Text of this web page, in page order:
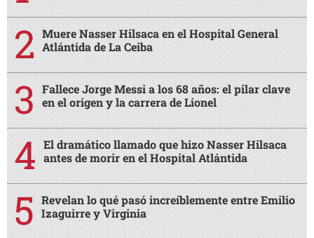
Muere Nasser Hilsaca en el Hospital General
Atlántida de La Ceiba
Fallece Jorge Messi a los 68 años: el pilar clave
en el origen y la carrera de Lionel
El dramático llamado que hizo Nasser Hilsaca
antes de morir en el Hospital Atlántida
Revelan lo qué pasó increíblemente entre Emilio
Izaguirre y Virginia